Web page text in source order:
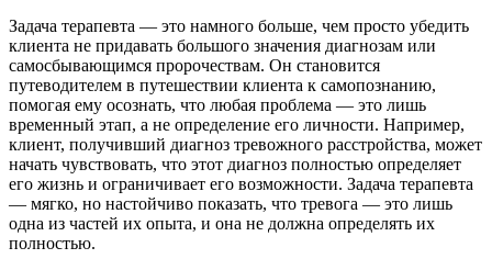
Задача терапевта — это намного больше, чем просто убедить
клиента не придавать большого значения диагнозам или
самосбывающимся пророчествам. Он становится
путеводителем в путешествии клиента к самопознанию,
помогая ему осознать, что любая проблема — это лишь
временный этап, а не определение его личности. Например,
клиент, получивший диагноз тревожного расстройства, может
начать чувствовать, что этот диагноз полностью определяет
его жизнь и ограничивает его возможности. Задача терапевта
— мягко, но настойчиво показать, что тревога — это лишь
одна из частей их опыта, и она не должна определять их
полностью.